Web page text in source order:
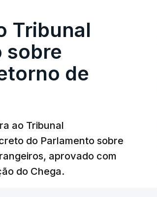
Tribunal
sobre
de
ao Tribunal
do Parlamento sobre
aprovado com
do Chega.